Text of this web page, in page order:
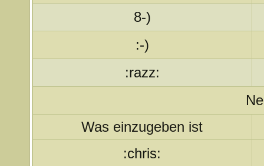
8-)
:-)
:razz:
Was einzugeben ist
:chris: